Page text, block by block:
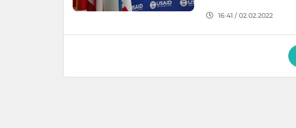
16:41 / 02.02.2022